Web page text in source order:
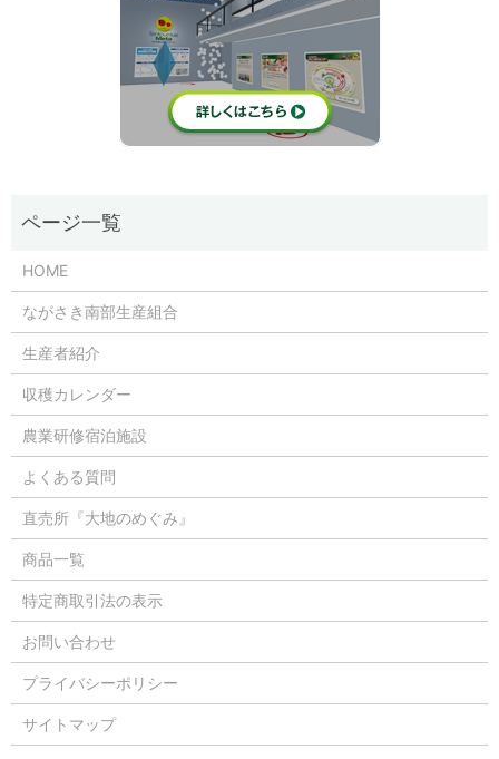
HOME
ながさき南部生産組合
生産者紹介
収穫カレンダー
農業研修宿泊施設
よくある質問
直売所『大地のめぐみ』
商品一覧
特定商取引法の表示
お問い合わせ
プライバシーポリシー
サイトマップ